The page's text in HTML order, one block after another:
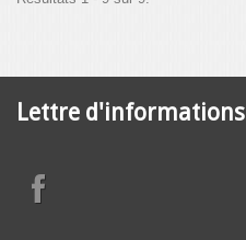
Lettre d'informations